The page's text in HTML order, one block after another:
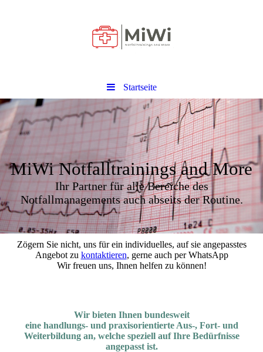
Startseite
MiWi Notfalltrainings and More
Ihr Partner für alle Bereiche des
Notfallmanagements auch abseits der Routine.
Zögern Sie nicht, uns für ein individuelles, auf sie angepasstes
Angebot zu kontaktieren, gerne auch per WhatsApp
Wir freuen uns, Ihnen helfen zu können!
Wir bieten Ihnen bundesweit
eine handlungs- und praxisorientierte Aus-, Fort- und
Weiterbildung an, welche speziell auf Ihre Bedürfnisse
angepasst ist.